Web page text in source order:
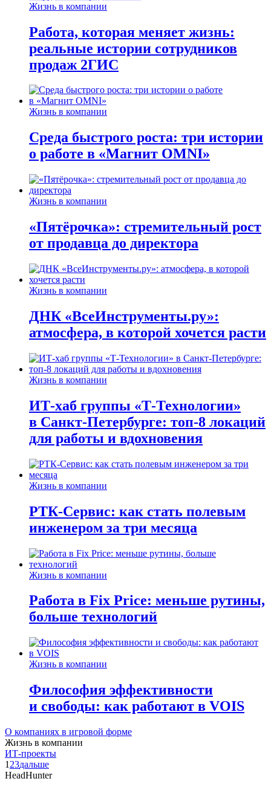
Жизнь в компании
Работа, которая меняет жизнь:
реальные истории сотрудников
продаж 2ГИС
Жизнь в компании
Среда быстрого роста: три истории
о работе в «Магнит OMNI»
Жизнь в компании
«Пятёрочка»: стремительный рост
от продавца до директора
Жизнь в компании
ДНК «ВсеИнструменты.ру»:
атмосфера, в которой хочется расти
Жизнь в компании
ИТ-хаб группы «Т-Технологии»
в Санкт-Петербурге: топ-8 локаций
для работы и вдохновения
Жизнь в компании
РТК-Сервис: как стать полевым
инженером за три месяца
Жизнь в компании
Работа в Fix Price: меньше рутины,
больше технологий
Жизнь в компании
Философия эффективности
и свободы: как работают в VOIS
О компаниях в игровой форме
Жизнь в компании
ИТ-проекты
1 23дальше
HeadHunter